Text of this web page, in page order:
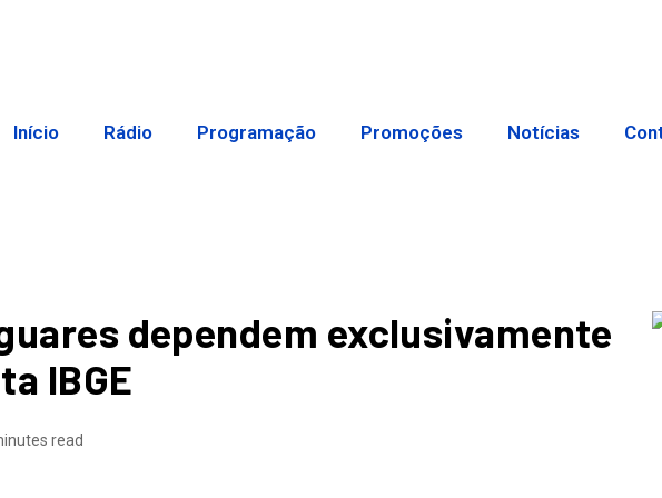
Início Rádio Programação Promoções Notícias
dependem exclusivamente
IBGE
read